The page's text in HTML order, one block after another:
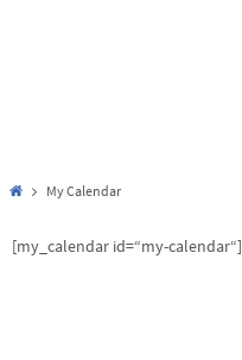
StartMy Calendar
[my_calendar id=“my-calendar“]